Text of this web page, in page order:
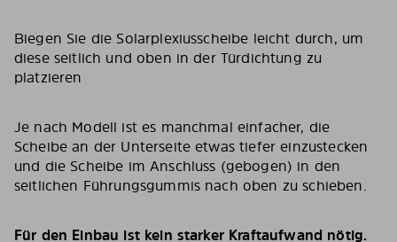
Biegen Sie die Solarplexiusscheibe leicht durch, um
diese seitlich und oben in der Türdichtung zu
platzieren
Je nach Modell ist es manchmal einfacher, die
Scheibe an der Unterseite etwas tiefer einzustecken
und die Scheibe im Anschluss (gebogen) in den
seitlichen Führungsgummis nach oben zu schieben.
Für den Einbau ist kein starker Kraftaufwand nötig.